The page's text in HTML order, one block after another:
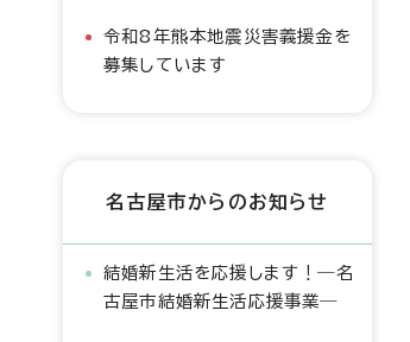
令和8年熊本地震災害義援金を
募集しています
名古屋市からのお知らせ
結婚新生活を応援します！―名
古屋市結婚新生活応援事業―